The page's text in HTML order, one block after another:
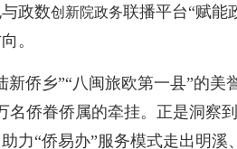
政数创新院政务联播平台“赋能
。
乡”“八闽旅欧第一县”的美
名侨眷侨属的牵挂。正是洞察
力“侨易办”服务模式走出明